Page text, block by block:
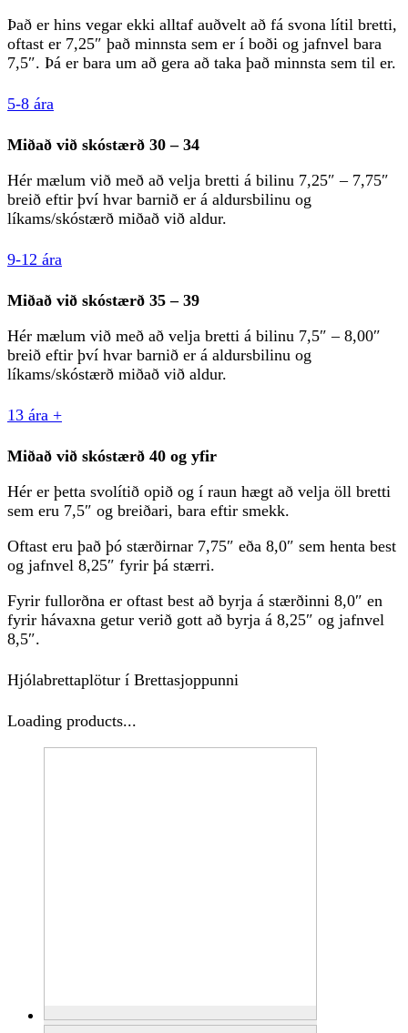
Það er hins vegar ekki alltaf auðvelt að fá svona lítil bretti,
oftast er 7,25″ það minnsta sem er í boði og jafnvel bara
7,5″. Þá er bara um að gera að taka það minnsta sem til er.
5-8 ára
Miðað við skóstærð 30 – 34
Hér mælum við með að velja bretti á bilinu 7,25″ – 7,75″
breið eftir því hvar barnið er á aldursbilinu og
líkams/skóstærð miðað við aldur.
9-12 ára
Miðað við skóstærð 35 – 39
Hér mælum við með að velja bretti á bilinu 7,5″ – 8,00″
breið eftir því hvar barnið er á aldursbilinu og
líkams/skóstærð miðað við aldur.
13 ára +
Miðað við skóstærð 40 og yfir
Hér er þetta svolítið opið og í raun hægt að velja öll bretti
sem eru 7,5″ og breiðari, bara eftir smekk.
Oftast eru það þó stærðirnar 7,75″ eða 8,0″ sem henta best
og jafnvel 8,25″ fyrir þá stærri.
Fyrir fullorðna er oftast best að byrja á stærðinni 8,0″ en
fyrir hávaxna getur verið gott að byrja á 8,25″ og jafnvel
8,5″.
Hjólabrettaplötur í Brettasjoppunni
Loading products...